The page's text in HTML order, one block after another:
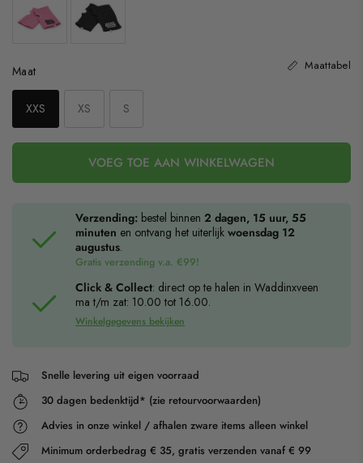
Maat
Maat Maattabel
XXS XS S
VOEG TOE AAN WINKELWAGEN
Verzending: bestel binnen2 dagen, 15 uur, 55
minuten en ontvang het uiterlijkwoensdag 12
augustus.
Gratis verzending v.a. €99!
Click & Collect: direct op te halen in Waddinxveen
ma t/m zat: 10.00 tot 16.00.
Winkelgegevens bekijken
Snelle levering uit eigen voorraad
30 dagen bedenktijd* (zie retourvoorwaarden)
Advies in onze winkel / afhalen zware items alleen winkel
Minimum orderbedrag € 35, gratis verzenden vanaf € 99